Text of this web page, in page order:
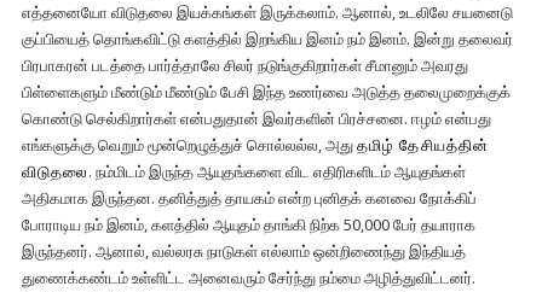
எத்தனையோ விடுதலை இயக்கங்கள் இருக்கலாம். ஆனால், உடலிலே சயனைடு
குப்பியைத் தொங்கவிட்டு களத்தில் இறங்கிய இனம் நம் இனம். இன்று தலைவர்
பிரபாகரன் படத்தை பார்த்தாலே சிலர் நடுங்குகிறார்கள் சீமானும் அவரது
பிள்ளைகளும் மீண்டும் மீண்டும் பேசி இந்த உணர்வை அடுத்த தலைமுறைக்குக்
கொண்டு செல்கிறார்கள் என்பதுதான் இவர்களின் பிரச்சனை. ஈழம் என்பது
எங்களுக்கு வெறும் மூன்றெழுத்துச் சொல்லல்ல, அதுதமிழ் தேசியத்தின்
விடுதலை. நம்மிடம் இருந்த ஆயுதங்களை விட எதிரிகளிடம் ஆயுதங்கள்
அதிகமாக இருந்தன. தனித்துத் தாயகம் என்ற புனிதக் கனவை நோக்கிப்
போராடிய நம் இனம், களத்தில் ஆயுதம் தாங்கி நிற்க 50,000 பேர் தயாராக
இருந்தனர். ஆனால், வல்லரசு நாடுகள் எல்லாம் ஒன்றிணைந்து இந்தியத்
துணைக்கண்டம் உள்ளிட்ட அனைவரும் சேர்ந்து நம்மை அழித்துவிட்டனர்.